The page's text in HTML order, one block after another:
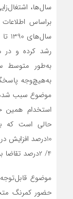
سال‌ها،
براساس
رشد کرده و در
به‌‌‌هیچ‌‌‌وجه
موضوع سبب
استخدام همین
حالی است که
10‌درصد
4/ 2‌درصد تقاضا برای نیروی کار جدید ایجاد می‌شود.
موضوع
حضور کمرنگ